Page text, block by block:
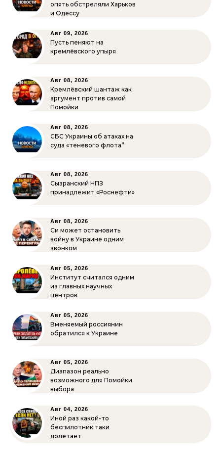
опять обстреляли Харьков
и Одессу
Авг 09, 2026
Пусть пеняют на
кремлёвского упыря
Авг 08, 2026
Кремлёвский шантаж как
аргумент против самой
Помойки
Авг 08, 2026
СБС Украины об атаках на
суда «теневого флота”
Авг 08, 2026
Сызранский НПЗ
принадлежит «Роснефти»
Авг 08, 2026
Си может остановить
войну в Украине одним
звонком
Авг 05, 2026
Институт считался одним
из главных научных
центров
Авг 05, 2026
Вменяемый россиянин
обратился к Украине
Авг 05, 2026
Диапазон реально
возможного для Помойки
выбора
Авг 04, 2026
Иной раз какой-то
беспилотник таки
долетает